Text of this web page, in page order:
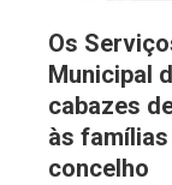
Os
Municipal
cabazes
às
concelho